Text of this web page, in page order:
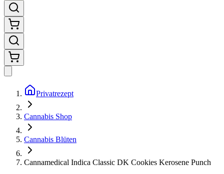
Privatrezept
Cannabis Shop
Cannabis Blüten
Cannamedical Indica Classic DK Cookies Kerosene Punch